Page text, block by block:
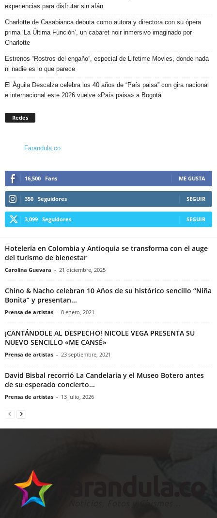
experiencias para disfrutar sin afán
Charlotte de Casabianca debuta como autora y directora con su ópera
prima ‘La Última Función’, un cabaret noir inmersivo imaginado por
Charlotte
Estrenos “Rostros del engaño”, especial de Lifetime Movies, donde nada
ni nadie es lo que parece
El Águila Descalza celebra los 40 años de “País paisa” con gira nacional
e internacional este 2026 vuelve «País paisa» a Bogotá
Redes
Farandula.co
16,500 Fans ME GUSTA
350 Seguidores SEGUIR
3,099 Seguidores SEGUIR
Hotelería en Colombia y Antioquia se transforma con el auge
del turismo de bienestar
Carolina Guevara - 21 diciembre, 2025
Chino & Nacho celebran 10 Años de su histórico sencillo “Niña
Bonita” y presentan...
Prensa de artistas - 8 enero, 2021
¡CANTÁNDOLE AL DESPECHO! NICOLE VEGA PRESENTA SU
NUEVO SENCILLO «ME CANSÉ»
Prensa de artistas - 23 septiembre, 2021
David Bisbal recorrió La Candelaria y el Museo Botero antes
de su esperado concierto...
Prensa de artistas - 13 julio, 2026